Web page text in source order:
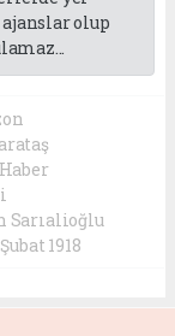
olup
Sarıalioğlu
1918